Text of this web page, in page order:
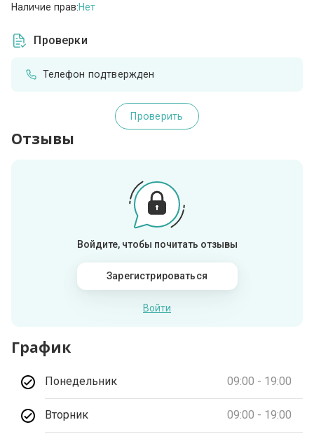
Наличие прав:Нет
Проверки
Телефон подтвержден
Проверить
Отзывы
Войдите, чтобы почитать отзывы
Зарегистрироваться
Войти
График
Понедельник 09:00 - 19:00
Вторник 09:00 - 19:00